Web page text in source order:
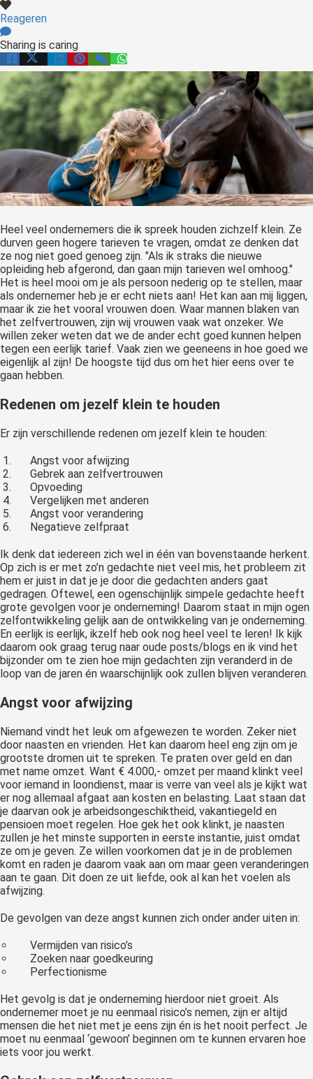
Reageren
Sharing is caring
Heel veel ondernemers die ik spreek houden zichzelf klein. Ze
durven geen hogere tarieven te vragen, omdat ze denken dat
ze nog niet goed genoeg zijn. "Als ik straks die nieuwe
opleiding heb afgerond, dan gaan mijn tarieven wel omhoog."
Het is heel mooi om je als persoon nederig op te stellen, maar
als ondernemer heb je er echt niets aan! Het kan aan mij liggen,
maar ik zie het vooral vrouwen doen. Waar mannen blaken van
het zelfvertrouwen, zijn wij vrouwen vaak wat onzeker. We
willen zeker weten dat we de ander echt goed kunnen helpen
tegen een eerlijk tarief. Vaak zien we geeneens in hoe goed we
eigenlijk al zijn! De hoogste tijd dus om het hier eens over te
gaan hebben.
Redenen om jezelf klein te houden
Er zijn verschillende redenen om jezelf klein te houden:
Angst voor afwijzing
Gebrek aan zelfvertrouwen
Opvoeding
Vergelijken met anderen
Angst voor verandering
Negatieve zelfpraat
Ik denk dat iedereen zich wel in één van bovenstaande herkent.
Op zich is er met zo’n gedachte niet veel mis, het probleem zit
hem er juist in dat je je door die gedachten anders gaat
gedragen. Oftewel, een ogenschijnlijk simpele gedachte heeft
grote gevolgen voor je onderneming! Daarom staat in mijn ogen
zelfontwikkeling gelijk aan de ontwikkeling van je onderneming.
En eerlijk is eerlijk, ikzelf heb ook nog heel veel te leren! Ik kijk
daarom ook graag terug naar oude posts/blogs en ik vind het
bijzonder om te zien hoe mijn gedachten zijn veranderd in de
loop van de jaren én waarschijnlijk ook zullen blijven veranderen.
Angst voor afwijzing
Niemand vindt het leuk om afgewezen te worden. Zeker niet
door naasten en vrienden. Het kan daarom heel eng zijn om je
grootste dromen uit te spreken. Te praten over geld en dan
met name omzet. Want € 4.000,- omzet per maand klinkt veel
voor iemand in loondienst, maar is verre van veel als je kijkt wat
er nog allemaal afgaat aan kosten en belasting. Laat staan dat
je daarvan ook je arbeidsongeschiktheid, vakantiegeld en
pensioen moet regelen. Hoe gek het ook klinkt, je naasten
zullen je het minste supporten in eerste instantie, juist omdat
ze om je geven. Ze willen voorkomen dat je in de problemen
komt en raden je daarom vaak aan om maar geen veranderingen
aan te gaan. Dit doen ze uit liefde, ook al kan het voelen als
afwijzing.
De gevolgen van deze angst kunnen zich onder ander uiten in:
Vermijden van risico’s
Zoeken naar goedkeuring
Perfectionisme
Het gevolg is dat je onderneming hierdoor niet groeit. Als
ondernemer moet je nu eenmaal risico’s nemen, zijn er altijd
mensen die het niet met je eens zijn én is het nooit perfect. Je
moet nu eenmaal ‘gewoon’ beginnen om te kunnen ervaren hoe
iets voor jou werkt.